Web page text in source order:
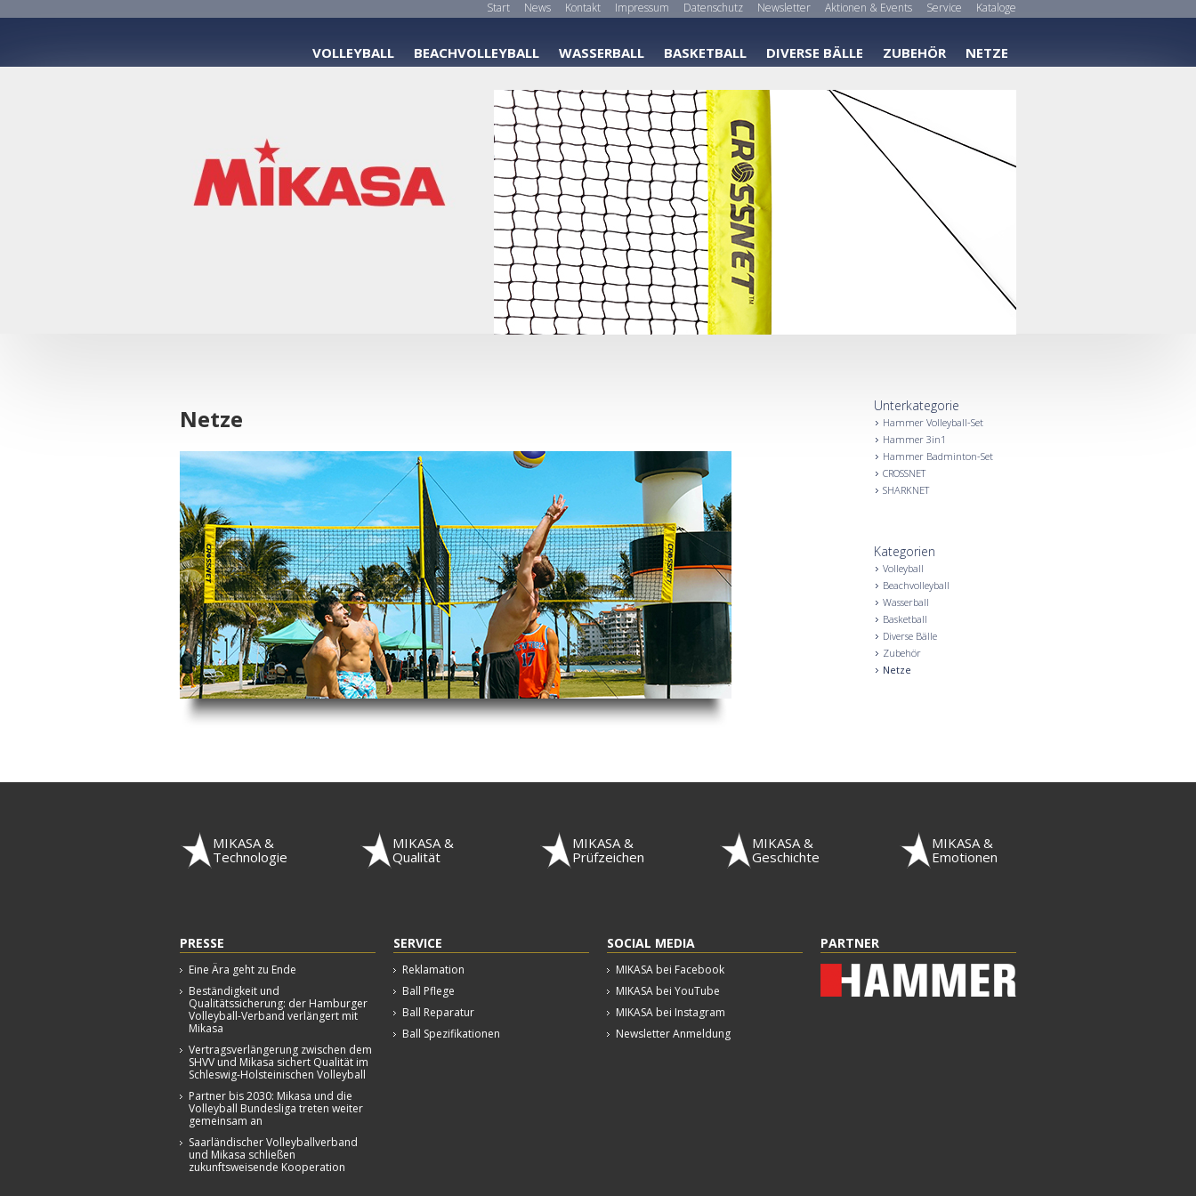
Start News Kontakt Impressum Datenschutz Newsletter Aktionen & Events Service Kataloge
VOLLEYBALL BEACHVOLLEYBALL WASSERBALL BASKETBALL DIVERSE BÄLLE ZUBEHÖR NETZE
Netze Unterkategorie
Hammer Volleyball-Set
Hammer 3in1
Hammer Badminton-Set
CROSSNET
SHARKNET
Kategorien
Volleyball
Beachvolleyball
Wasserball
Basketball
Diverse Bälle
Zubehör
Netze
MIKASA &
Technologie
MIKASA &
Qualität
MIKASA &
Prüfzeichen
MIKASA &
Geschichte
MIKASA &
Emotionen
PRESSE
Eine Ära geht zu Ende
Beständigkeit und
Qualitätssicherung: der Hamburger
Volleyball-Verband verlängert mit
Mikasa
Vertragsverlängerung zwischen dem
SHVV und Mikasa sichert Qualität im
Schleswig-Holsteinischen Volleyball
Partner bis 2030: Mikasa und die
Volleyball Bundesliga treten weiter
gemeinsam an
Saarländischer Volleyballverband
und Mikasa schließen
zukunftsweisende Kooperation
SERVICE
Reklamation
Ball Pflege
Ball Reparatur
Ball Spezifikationen
SOCIAL MEDIA
MIKASA bei Facebook
MIKASA bei YouTube
MIKASA bei Instagram
Newsletter Anmeldung
PARTNER